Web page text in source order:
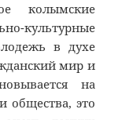
колымские
культурные
в духе
мир и
на
общества, это